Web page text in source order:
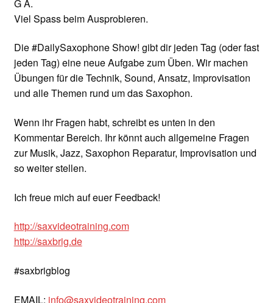
G A.
Viel Spass beim Ausprobieren.
Die #DailySaxophone Show! gibt dir jeden Tag (oder fast
jeden Tag) eine neue Aufgabe zum Üben. Wir machen
Übungen für die Technik, Sound, Ansatz, Improvisation
und alle Themen rund um das Saxophon.
Wenn ihr Fragen habt, schreibt es unten in den
Kommentar Bereich. Ihr könnt auch allgemeine Fragen
zur Musik, Jazz, Saxophon Reparatur, Improvisation und
so weiter stellen.
Ich freue mich auf euer Feedback!
http://saxvideotraining.com
http://saxbrig.de
#saxbrigblog
EMAIL: info@saxvideotraining.com